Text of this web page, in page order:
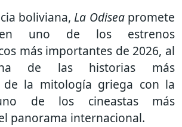
boliviana,La Odiseapromete
en uno de los estrenos
más importantes de 2026, al
de las historias más
de la mitología griega con la
de los cineastas más
panorama internacional.